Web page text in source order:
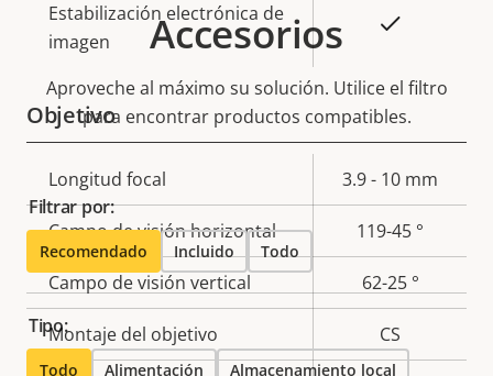
Estabilización electrónica de
imagen
Objetivo
Descripción
de
propiedad
la
propiedad
Longitud focal 3.9 - 10 mm
Campo de visión horizontal 119-45 °
Campo de visión vertical 62-25 °
Montaje del objetivo CS
Accesorios
Aproveche al máximo su solución. Utilice el filtro
para encontrar productos compatibles.
Filtrar por:
Recomendado Incluido Todo
Tipo:
Todo Alimentación Almacenamiento local